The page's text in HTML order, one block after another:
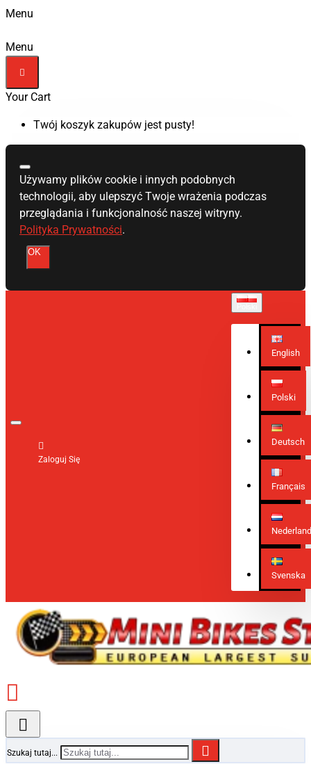
Menu
Menu
Your Cart
Twój koszyk zakupów jest pusty!
Używamy plików cookie i innych podobnych
technologii, aby ulepszyć Twoje wrażenia podczas
przeglądania i funkcjonalność naszej witryny.
Polityka Prywatności.
OK
Zaloguj Się
English
Polski
Deutsch
Français
Svenska
Szukaj tutaj...